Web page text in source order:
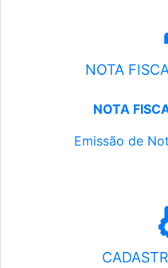
NOTA
NOTA
Emissão de